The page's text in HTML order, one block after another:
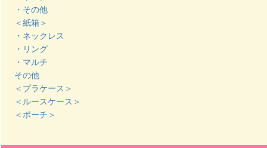
・その他
＜紙箱＞
・ネックレス
・リング
・マルチ
その他
＜プラケース＞
＜ルースケース＞
＜ポーチ＞